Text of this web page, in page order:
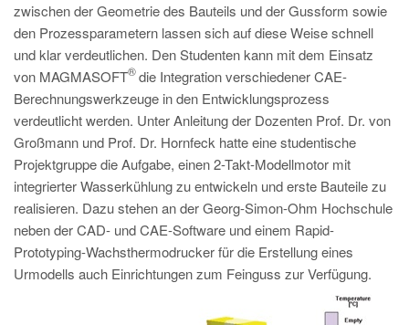
PT
ES
MAGMA Türkei
EN
TR
MAGMA China
EN
ZH
MAGMA Indien
zwischen der Geometrie des Bauteils und der Gussform sowie
den Prozessparametern lassen sich auf diese Weise schnell
und klar verdeutlichen. Den Studenten kann mit dem Einsatz
von MAGMASOFT
®die Integration verschiedener CAE-
Berechnungswerkzeuge in den Entwicklungsprozess
verdeutlicht werden. Unter Anleitung der Dozenten Prof. Dr. von
Großmann und Prof. Dr. Hornfeck hatte eine studentische
Projektgruppe die Aufgabe, einen 2-Takt-Modellmotor mit
integrierter Wasserkühlung zu entwickeln und erste Bauteile zu
realisieren. Dazu stehen an der Georg-Simon-Ohm Hochschule
neben der CAD- und CAE-Software und einem Rapid-
Prototyping-Wachsthermodrucker für die Erstellung eines
Urmodells auch Einrichtungen zum Feinguss zur Verfügung.